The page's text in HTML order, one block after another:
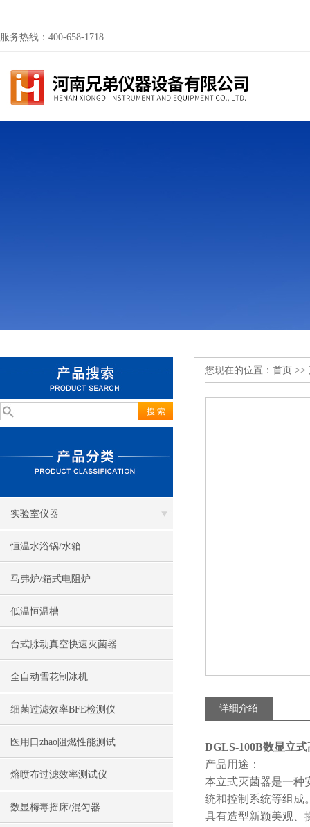
服务热线：400-658-1718
实验室仪器
恒温水浴锅/水箱
马弗炉/箱式电阻炉
低温恒温槽
台式脉动真空快速灭菌器
全自动雪花制冰机
细菌过滤效率BFE检测仪
医用口zhao阻燃性能测试
熔喷布过滤效率测试仪
数显梅毒摇床/混匀器
您现在的位置： 首页 >>
详细介绍
DGLS-100B数显立
产品用途：
本立式灭菌器是一种
统和控制系统等组成
具有造型新颖美观、